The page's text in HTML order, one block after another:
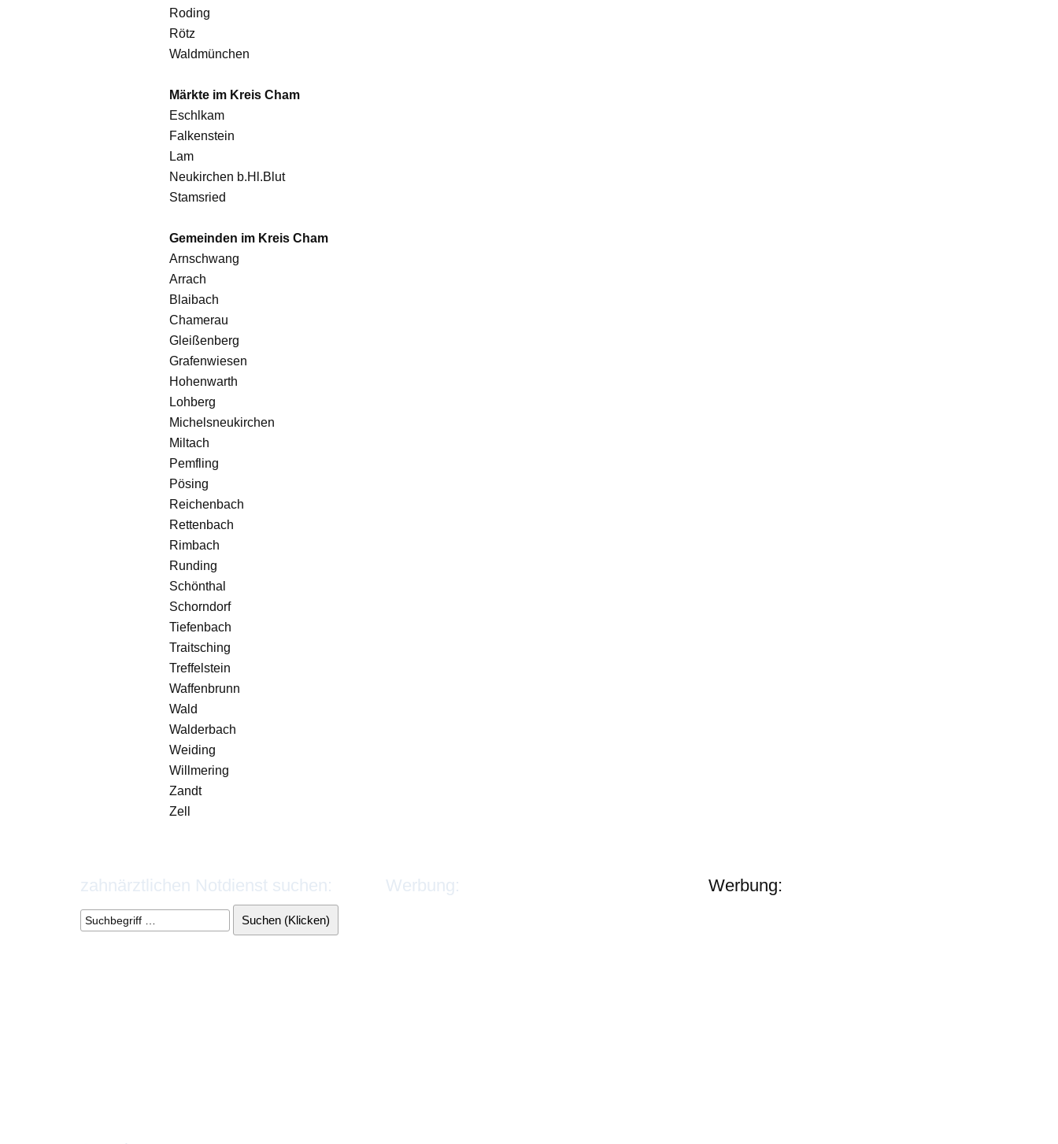
Roding
Rötz
Waldmünchen
Märkte im Kreis Cham
Eschlkam
Falkenstein
Lam
Neukirchen b.Hl.Blut
Stamsried
Gemeinden im Kreis Cham
Arnschwang
Arrach
Blaibach
Chamerau
Gleißenberg
Grafenwiesen
Hohenwarth
Lohberg
Michelsneukirchen
Miltach
Pemfling
Pösing
Reichenbach
Rettenbach
Rimbach
Runding
Schönthal
Schorndorf
Tiefenbach
Traitsching
Treffelstein
Waffenbrunn
Wald
Walderbach
Weiding
Willmering
Zandt
Zell
Werbung:
zahnärztlichen Notdienst suchen: Werbung: